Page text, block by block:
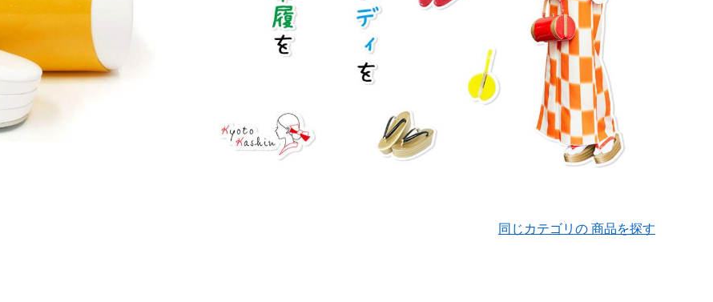
同じカテゴリの 商品を探す